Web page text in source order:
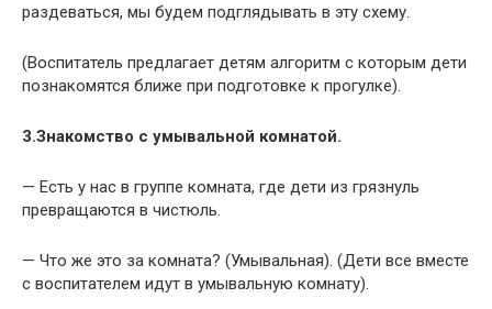
раздеваться, мы будем подглядывать в эту схему.
(Воспитатель предлагает детям алгоритм с которым дети
познакомятся ближе при подготовке к прогулке).
3.Знакомство с умывальной комнатой.
— Есть у нас в группе комната, где дети из грязнуль
превращаются в чистюль.
— Что же это за комната? (Умывальная). (Дети все вместе
с воспитателем идут в умывальную комнату).